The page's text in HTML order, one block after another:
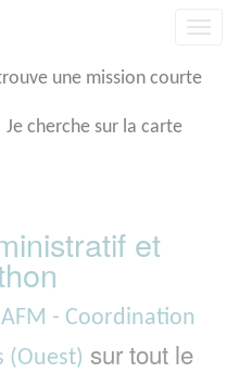
une mission courte
Je cherche sur la carte
et
AFM - Coordination
(Ouest) sur tout le